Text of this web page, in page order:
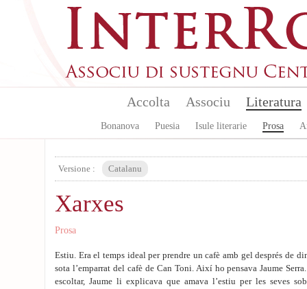
Accolta Associu Literatura
Bonanova Puesia Isule literarie Prosa
Versione : Catalanu
Xarxes
Prosa
Estiu. Era el temps ideal per prendre un cafè amb gel després de
sota l’emparrat del cafè de Can Toni. Així ho pensava Jaume
escoltar, Jaume li explicava que amava l’estiu per les seves